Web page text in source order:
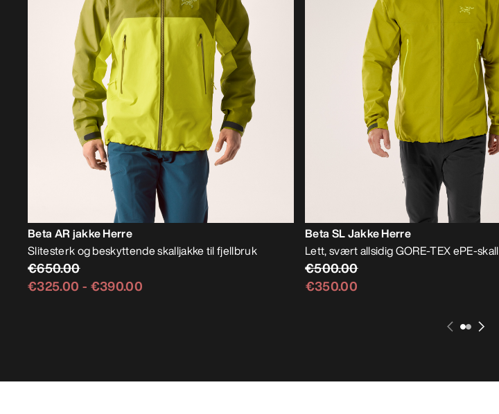
Beta AR jakke Herre
Slitesterk og beskyttende skalljakke til fjellbruk
€650.00
€325.00 - €390.00
Beta SL Jakke Herre
Lett, svært allsidig GORE-TEX ePE-skall
€500.00
€350.00